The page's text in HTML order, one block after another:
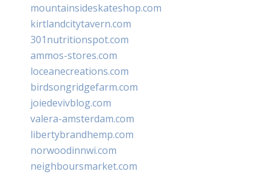
mountainsideskateshop.com
kirtlandcitytavern.com
301nutritionspot.com
ammos-stores.com
loceanecreations.com
birdsongridgefarm.com
joiedevivblog.com
valera-amsterdam.com
libertybrandhemp.com
norwoodinnwi.com
neighboursmarket.com